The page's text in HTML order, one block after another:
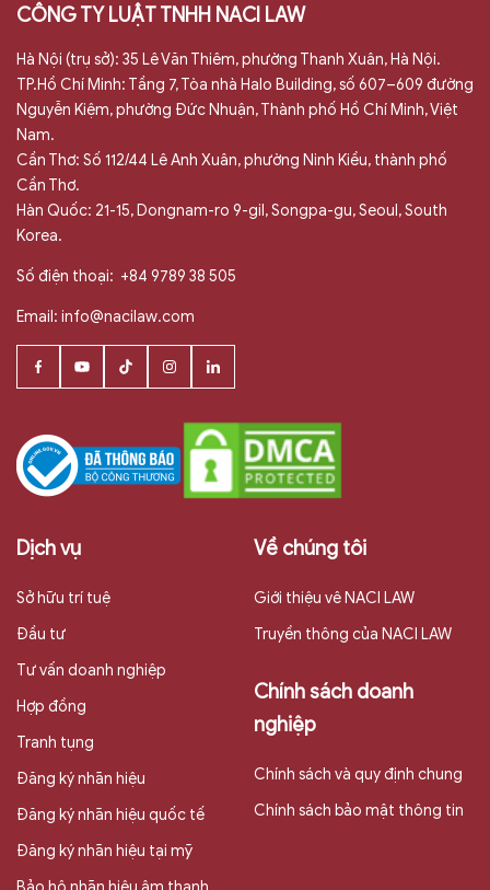
CÔNG TY LUẬT TNHH NACI LAW
Hà Nội (trụ sở): 35 Lê Văn Thiêm, phường Thanh Xuân, Hà Nội.
TP.Hồ Chí Minh: Tầng 7, Tòa nhà Halo Building, số 607–609 đường
Nguyễn Kiệm, phường Đức Nhuận, Thành phố Hồ Chí Minh, Việt
Nam.
Cần Thơ: Số 112/44 Lê Anh Xuân, phường Ninh Kiều, thành phố
Cần Thơ.
Hàn Quốc: 21-15, Dongnam-ro 9-gil, Songpa-gu, Seoul, South
Korea.
Số điện thoại: +84 9789 38 505
Email: info@nacilaw.com
Dịch vụ
Sở hữu trí tuệ
Đầu tư
Tư vấn doanh nghiệp
Hợp đồng
Tranh tụng
Đăng ký nhãn hiệu
Đăng ký nhãn hiệu quốc tế
Đăng ký nhãn hiệu tại mỹ
Về chúng tôi
Giới thiệu vê NACI LAW
Truyền thông của NACI LAW
Chính sách doanh
nghiệp
Chính sách và quy định chung
Chính sách bảo mật thông tin